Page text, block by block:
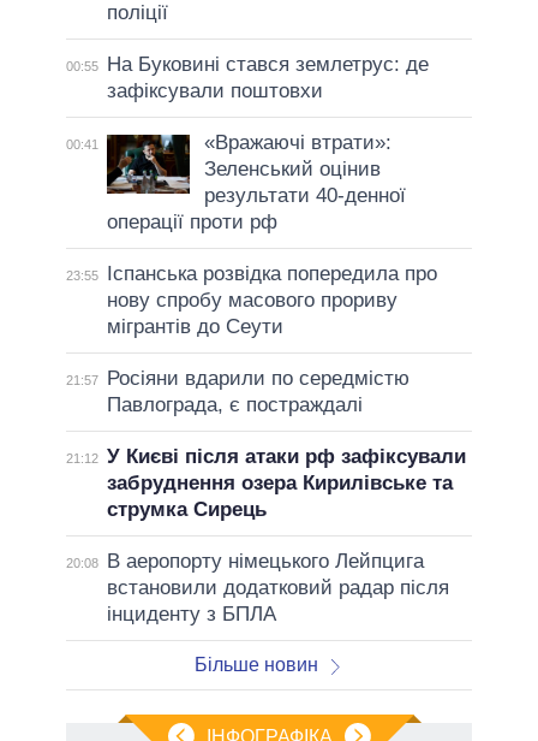
поліції
00:55
На Буковині стався землетрус: де
зафіксували поштовхи
00:41
«Вражаючі втрати»:
Зеленський оцінив
результати 40-денної
операції проти рф
23:55
Іспанська розвідка попередила про
нову спробу масового прориву
мігрантів до Сеути
21:57
Росіяни вдарили по середмістю
Павлограда, є постраждалі
21:12 У Києві після атаки рф зафіксували
забруднення озера Кирилівське та
струмка Сирець
20:08
В аеропорту німецького Лейпцига
встановили додатковий радар після
інциденту з БПЛА
Більше новин